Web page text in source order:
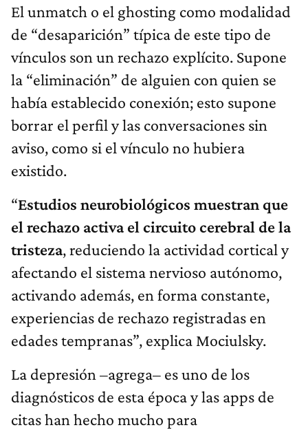
El unmatch o el ghosting como modalidad
de “desaparición” típica de este tipo de
vínculos son un rechazo explícito. Supone
la “eliminación” de alguien con quien se
había establecido conexión; esto supone
borrar el perfil y las conversaciones sin
aviso, como si el vínculo no hubiera
existido.
“Estudios neurobiológicos muestran que
el rechazo activa el circuito cerebral de la
tristeza, reduciendo la actividad cortical y
afectando el sistema nervioso autónomo,
activando además, en forma constante,
experiencias de rechazo registradas en
edades tempranas”, explica Mociulsky.
La depresión –agrega– es uno de los
diagnósticos de esta época y las apps de
citas han hecho mucho para